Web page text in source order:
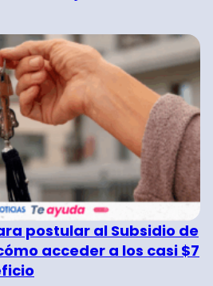
postular al Subsidio de
acceder a los casi $7